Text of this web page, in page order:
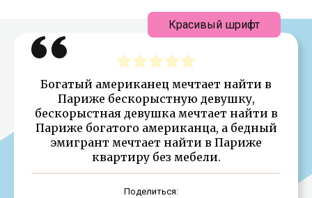
Богатый американец мечтает найти в
Париже бескорыстную девушку,
бескорыстная девушка мечтает найти в
Париже богатого американца, а бедный
эмигрант мечтает найти в Париже
квартиру без мебели.
Поделиться:
Красивый шрифт